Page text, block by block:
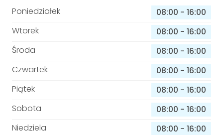
Poniedziałek 08:00 - 16:00
Wtorek
08:00 - 16:00
Środa
08:00 - 16:00
Czwartek
08:00 - 16:00
Piątek
08:00 - 16:00
Sobota
08:00 - 16:00
Niedziela
08:00 - 16:00